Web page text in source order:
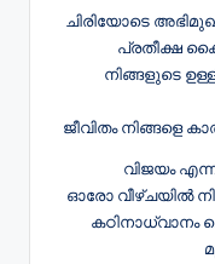
ചിരിയോടെ
പ്രതീക്ഷ
നിങ്ങളുടെ
ജീവിതം നിങ്ങളെ
വിജയം
ഓരോ വീഴ്ചയിൽ